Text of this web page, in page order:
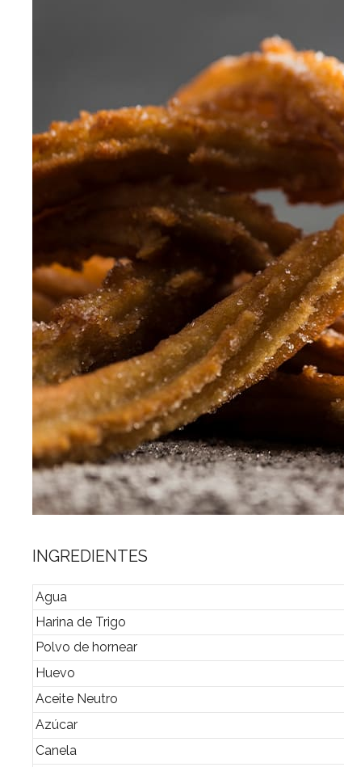
INGREDIENTES
Agua
Harina de Trigo
Polvo de hornear
Huevo
Aceite Neutro
Azúcar
Canela